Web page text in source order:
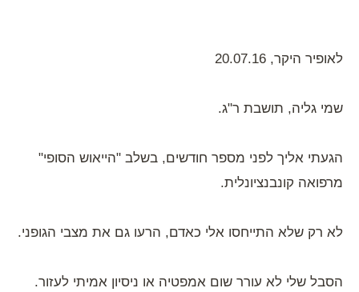
לאופיר היקר, 20.07.16
שמי גליה, תושבת ר"ג.
הגעתי אליך לפני מספר חודשים, בשלב "הייאוש הסופי"
מרפואה קונבנציונלית.
לא רק שלא התייחסו אלי כאדם, הרעו גם את מצבי הגופני.
הסבל שלי לא עורר שום אמפטיה או ניסיון אמיתי לעזור.